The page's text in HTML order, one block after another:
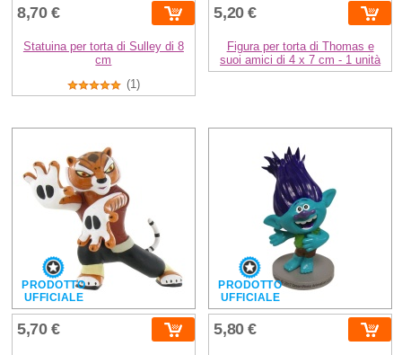
8,70 €
Statuina per torta di Sulley di 8
cm
(1)
5,20 €
Figura per torta di Thomas e
suoi amici di 4 x 7 cm - 1 unità
PRODOTTO
UFFICIALE
5,70 €
PRODOTTO
UFFICIALE
5,80 €